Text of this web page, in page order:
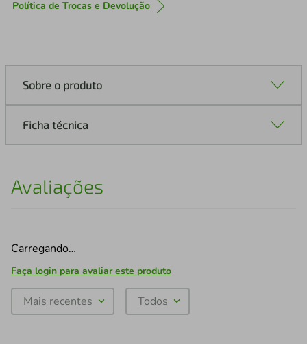
Política de Trocas e Devolução
Sobre o produto
Ficha técnica
Avaliações
Carregando…
Faça login para avaliar este produto
Mais recentes Todos